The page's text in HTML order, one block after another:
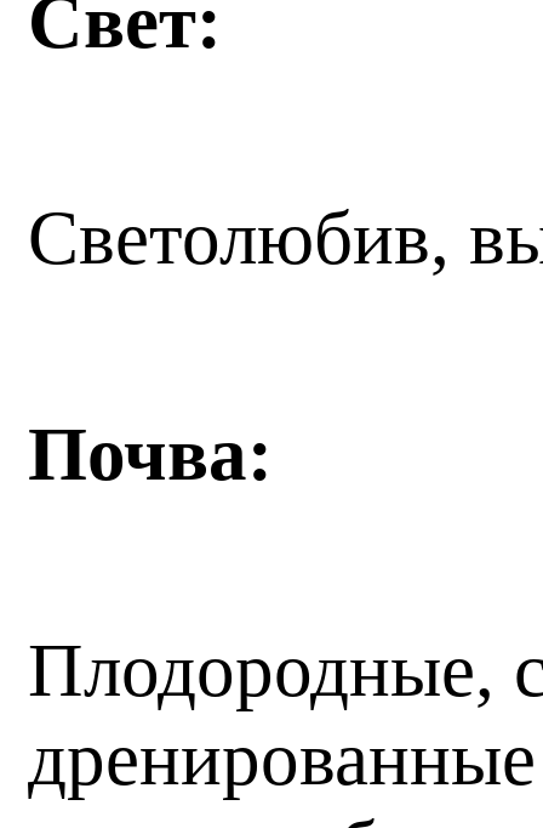
Свет:
Светолюбив,
Почва:
Плодородные,